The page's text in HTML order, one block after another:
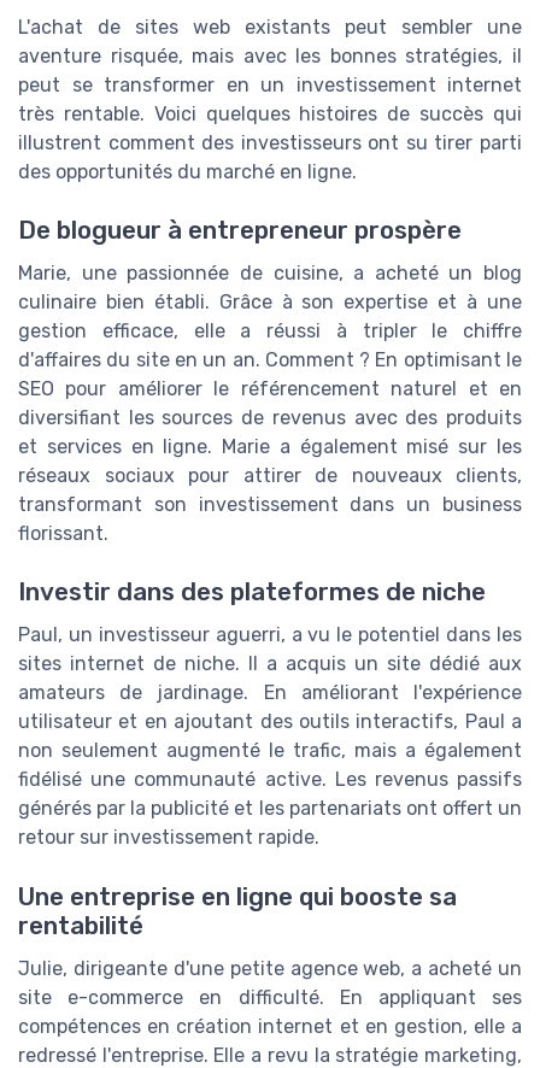
L'achat de sites web existants peut sembler une
aventure risquée, mais avec les bonnes stratégies, il
peut se transformer en un investissement internet
très rentable. Voici quelques histoires de succès qui
illustrent comment des investisseurs ont su tirer parti
des opportunités du marché en ligne.
De blogueur à entrepreneur prospère
Marie, une passionnée de cuisine, a acheté un blog
culinaire bien établi. Grâce à son expertise et à une
gestion efficace, elle a réussi à tripler le chiffre
d'affaires du site en un an. Comment ? En optimisant le
SEO pour améliorer le référencement naturel et en
diversifiant les sources de revenus avec des produits
et services en ligne. Marie a également misé sur les
réseaux sociaux pour attirer de nouveaux clients,
transformant son investissement dans un business
florissant.
Investir dans des plateformes de niche
Paul, un investisseur aguerri, a vu le potentiel dans les
sites internet de niche. Il a acquis un site dédié aux
amateurs de jardinage. En améliorant l'expérience
utilisateur et en ajoutant des outils interactifs, Paul a
non seulement augmenté le trafic, mais a également
fidélisé une communauté active. Les revenus passifs
générés par la publicité et les partenariats ont offert un
retour sur investissement rapide.
Une entreprise en ligne qui booste sa
rentabilité
Julie, dirigeante d'une petite agence web, a acheté un
site e-commerce en difficulté. En appliquant ses
compétences en création internet et en gestion, elle a
redressé l'entreprise. Elle a revu la stratégie marketing,